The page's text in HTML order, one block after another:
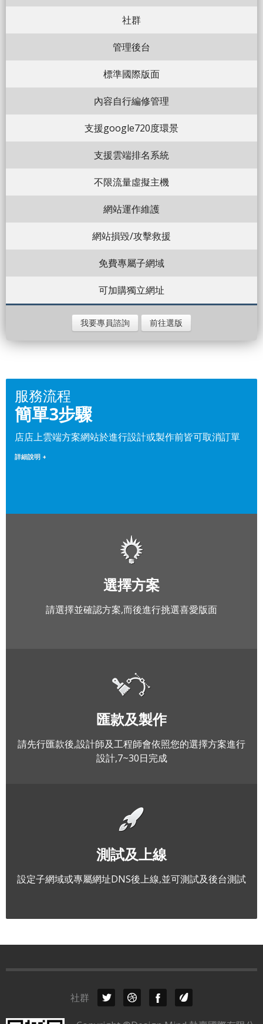
社群
管理後台
標準國際版面
內容自行編修管理
支援google720度環景
支援雲端排名系統
不限流量虛擬主機
網站運作維護
網站損毀/攻擊救援
免費專屬子網域
可加購獨立網址
我要專員諮詢 前往選版
服務流程
簡單3步驟
店店上雲端方案網站於進行設計或製作前皆可取消訂單
詳細說明 +
選擇方案
請選擇並確認方案,而後進行挑選喜愛版面
匯款及製作
請先行匯款後,設計師及工程師會依照您的選擇方案進行
設計,7~30日完成
測試及上線
設定子網域或專屬網址DNS後上線,並可測試及後台測試
社群